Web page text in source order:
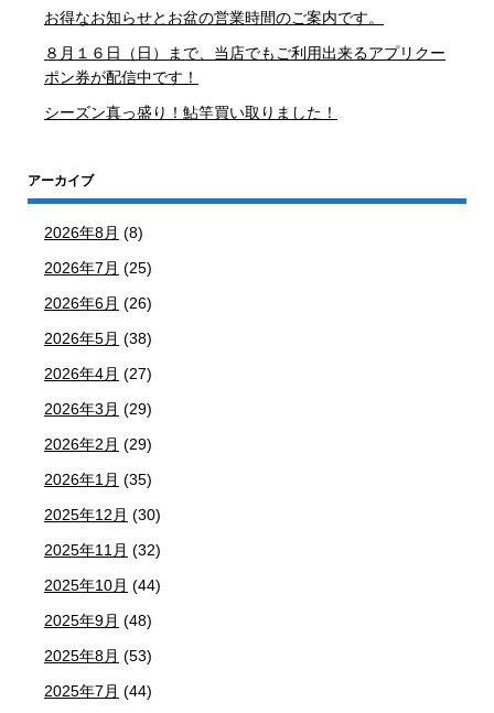
お得なお知らせとお盆の営業時間のご案内です。
８月１６日（日）まで、当店でもご利用出来るアプリクー
ポン券が配信中です！
シーズン真っ盛り！鮎竿買い取りました！
アーカイブ
2026年8月 (8)
2026年7月 (25)
2026年6月 (26)
2026年5月 (38)
2026年4月 (27)
2026年3月 (29)
2026年2月 (29)
2026年1月 (35)
2025年12月 (30)
2025年11月 (32)
2025年10月 (44)
2025年9月 (48)
2025年8月 (53)
2025年7月 (44)